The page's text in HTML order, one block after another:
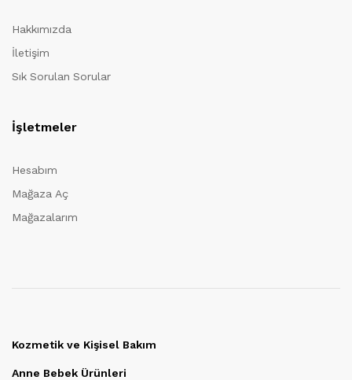
Hakkımızda
İletişim
Sık Sorulan Sorular
İşletmeler
Hesabım
Mağaza Aç
Mağazalarım
Kozmetik ve Kişisel Bakım
Anne Bebek Ürünleri